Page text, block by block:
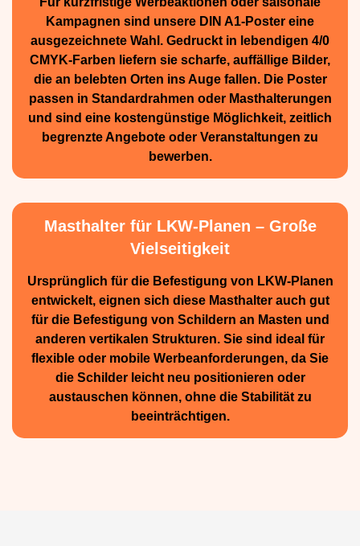
Kampagnen sind unsere DIN A1-Poster eine
ausge­zeichnete Wahl. Gedruckt in lebendigen 4/0
CMYK-Farben liefern sie scharfe, auffällige Bilder,
die an belebten Orten ins Auge fallen. Die Poster
passen in Standardrahmen oder Masthalterungen
und sind eine kostengünstige Möglichkeit, zeitlich
begrenzte Angebote oder Veranstaltungen zu
bewerben.
Masthalter für LKW-Planen – Große
Vielseitigkeit
Ursprünglich für die Be­festigung von LKW-Planen
entwickelt, eignen sich diese Masthalter auch gut
für die Befestigung von Schildern an Masten und
anderen vertikalen Strukturen. Sie sind ideal für
flexible oder mobile Werbean­forderungen, da Sie
die Schilder leicht neu positio­nieren oder
austauschen können, ohne die Stabilität zu
beeinträchtigen.